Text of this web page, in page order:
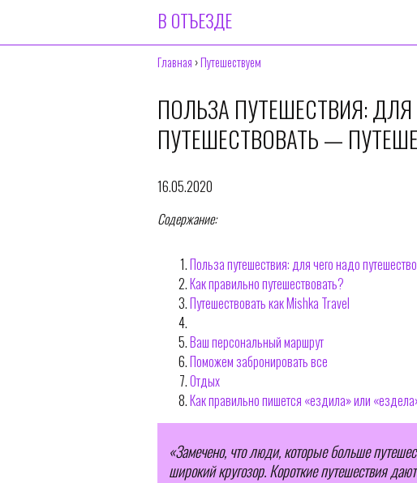
В ОТЪЕЗДЕ
Главная ›Путешествуем
ПОЛЬЗА ПУТЕШЕСТВИЯ:
ПУТЕШЕСТВОВАТЬ —
16.05.2020
Содержание:
Польза путешествия: для чего надо
Как правильно путешествовать?
Путешествовать как Mishka Travel
Ваш персональный маршрут
Поможем забронировать все
Отдых
Как правильно пишется «ездила» или
«Замечено, что люди, которые больше
широкий кругозор. Короткие путешествия